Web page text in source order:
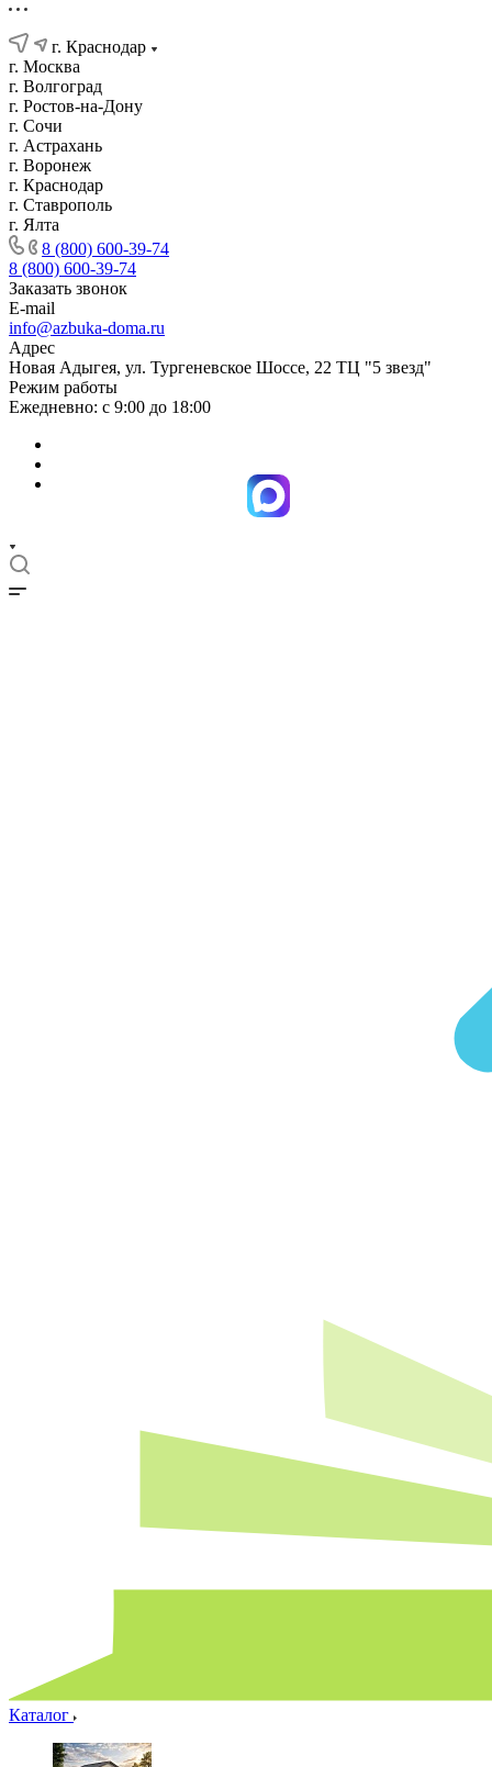
г. Краснодар
г. Москва
г. Волгоград
г. Ростов-на-Дону
г. Сочи
г. Астрахань
г. Воронеж
г. Краснодар
г. Ставрополь
г. Ялта
8 (800) 600-39-74
8 (800) 600-39-74
Заказать звонок
E-mail
info@azbuka-doma.ru
Адрес
Новая Адыгея, ул. Тургеневское Шоссе, 22 ТЦ "5 звезд"
Режим работы
Ежедневно: с 9:00 до 18:00
Каталог